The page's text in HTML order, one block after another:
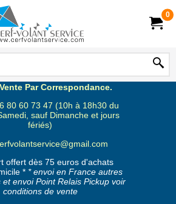
0
Par Correspondance.
80 60 73 47 (10h à 18h30 du
sauf Dimanche et jours
fériés)
offert dès 75 euros d'achats
* * envoi en France autres
et envoi Point Relais Pickup voir
conditions de vente